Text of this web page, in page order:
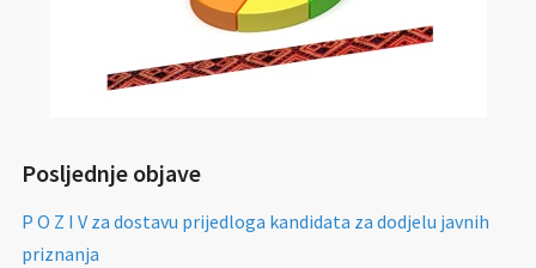
Posljednje objave
P O Z I V za dostavu prijedloga kandidata za dodjelu javnih
priznanja